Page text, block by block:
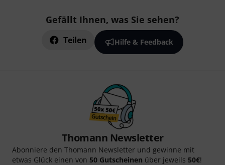
Gefällt Ihnen, was Sie sehen?
Teilen Hilfe & Feedback
Thomann Newsletter
Abonniere den Thomann Newsletter und gewinne mit
etwas Glück einen von 50 Gutscheinen über jeweils 50€!